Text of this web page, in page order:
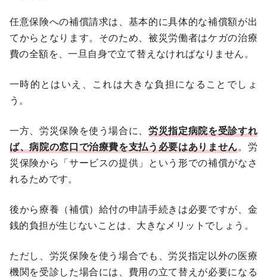
任意保険への補償請求は、基本的に具体的な補償額が出
てからとなります。そのため、被災労働者はケガの治療
費の全額を、一旦自身で立て替えなければなりません。
一時的とはいえ、これは大きな負担になることでしょ
う。
一方、労災保険を使う場合に、労災指定病院を受診すれ
ば、病院の窓口で治療費を支払う必要はありません。労
災保険から「サービスの提供」という形での補償がなさ
れるためです。
後から療養（補償）給付の申請手続きは必要ですが、金
銭的負担が生じないことは、大きなメリットでしょう。
ただし、労災保険を使う場合でも、労災指定以外の医療
機関を受診した場合には、費用の立て替えが必要になる